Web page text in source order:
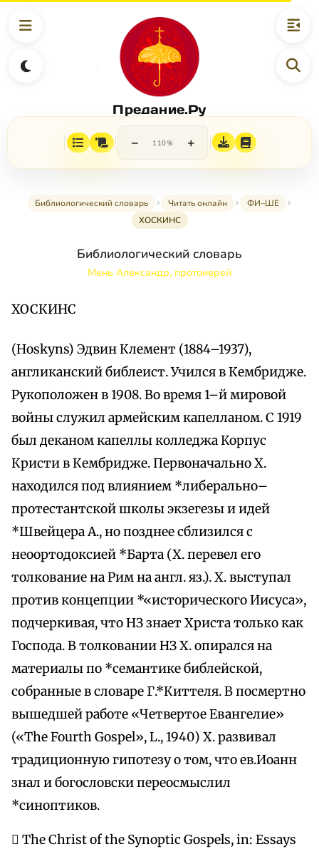
Предание.Ру
− 110% +
Библиологический словарь Читать онлайн
ФИ–ШЕ
ХОСКИНС
Библиологический словарь
Мень Александр, протоиерей
ХОСКИНС
(Hoskyns) Эдвин Клемент (1884–1937),
англиканский библеист. Учился в Кембридже.
Рукоположен в 1908. Во время 1–й мировой
войны служил армейским капелланом. С 1919
был деканом капеллы колледжа Корпус
Кристи в Кембридже. Первоначально Х.
находился под влиянием *либерально–
протестантской школы экзегезы и идей
*Швейцера А., но позднее сблизился с
неоортодоксией *Барта (Х. перевел его
толкование на Рим на англ. яз.). Х. выступал
против концепции *«исторического Иисуса»,
подчеркивая, что НЗ знает Христа только как
Господа. В толковании НЗ Х. опирался на
материалы по *семантике библейской,
собранные в словаре Г.*Киттеля. В посмертно
вышедшей работе «Четвертое Евангелие»
(«The Fourth Gospel», L., 1940) Х. развивал
традиционную гипотезу о том, что ев.Иоанн
знал и богословски переосмыслил
*синоптиков.
 The Christ of the Synoptic Gospels, in: Essays